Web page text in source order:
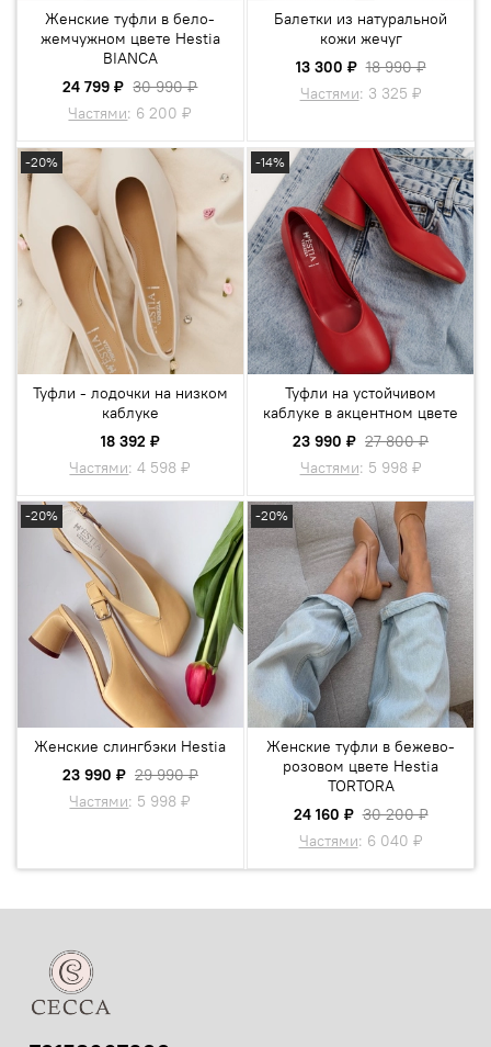
Женские туфли в бело-
жемчужном цвете Hestia
BIANCA
24 799 ₽ 30 990 ₽
Частями: 6 200 ₽
Балетки из натуральной
кожи жечуг
13 300 ₽ 18 990 ₽
Частями: 3 325 ₽
-20%
Туфли - лодочки на низком
каблуке
18 392 ₽
Частями:4 598 ₽
-14%
Туфли на устойчивом
каблуке в акцентном цвете
23 990 ₽ 27 800 ₽
Частями: 5 998 ₽
-20%
Женские слингбэки Hestia
23 990 ₽ 29 990 ₽
Частями: 5 998 ₽
-20%
Женские туфли в бежево-
розовом цвете Hestia
TORTORA
24 160 ₽ 30 200 ₽
Частями: 6 040 ₽